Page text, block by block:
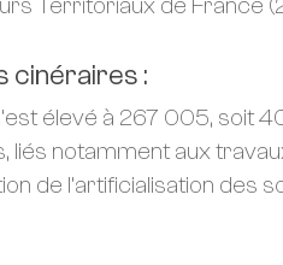
Territoriaux de France
cinéraires :
élevé à 267 005, soit
liés notamment aux
de l’artificialisation